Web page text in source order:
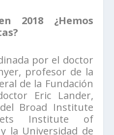
2018 ¿Hemos
por el doctor
profesor de la
de la Fundación
Eric Lander,
Broad Institute
Institute of
la Universidad de